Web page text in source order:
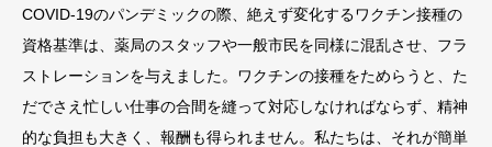
COVID-19のパンデミックの際、絶えず変化するワクチン接種の
資格基準は、薬局のスタッフや一般市民を同様に混乱させ、フラ
ストレーションを与えました。ワクチンの接種をためらうと、た
だでさえ忙しい仕事の合間を縫って対応しなければならず、精神
的な負担も大きく、報酬も得られません。私たちは、それが簡単